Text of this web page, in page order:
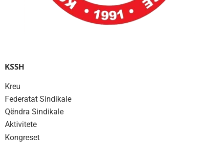
KSSH
Kreu
Federatat Sindikale
Qëndra Sindikale
Aktivitete
Kongreset